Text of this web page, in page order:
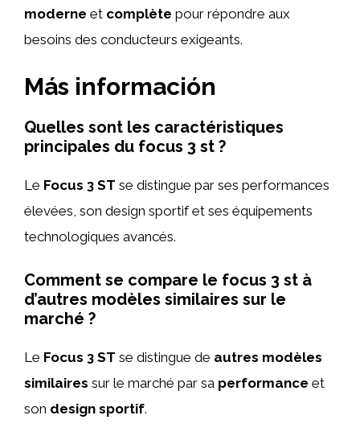
moderne et complète pour répondre aux
besoins des conducteurs exigeants.
Más información
Quelles sont les caractéristiques
principales du focus 3 st ?
Le Focus 3 ST se distingue par ses performances
élevées, son design sportif et ses équipements
technologiques avancés.
Comment se compare le focus 3 st à
d’autres modèles similaires sur le
marché ?
Le Focus 3 ST se distingue de autres modèles
similaires sur le marché par sa performance et
son design sportif.